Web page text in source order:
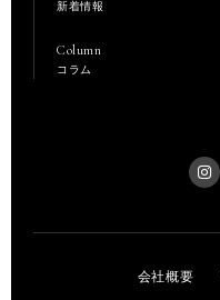
新着情報
Column
コラム
会社概要